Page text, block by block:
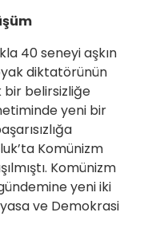
40 seneyi aşkın
diktatörünün
bir belirsizliğe
yeni bir
Komünizm
Komünizm
yeni iki
ve Demokrasi